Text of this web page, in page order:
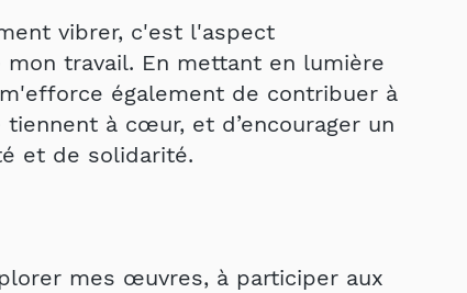
vibrer, c'est l'aspect
travail. En mettant en lumière
également de contribuer à
à cœur, et d’encourager un
et de solidarité.
mes œuvres, à participer aux